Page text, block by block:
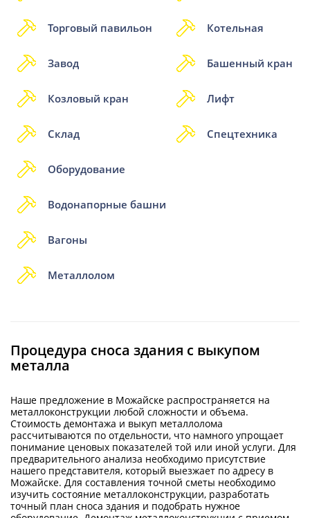
Торговый павильон
Завод
Козловый кран
Склад
Котельная
Башенный кран
Лифт
Спецтехника
Оборудование
Водонапорные башни
Вагоны
Металлолом
Процедура сноса здания с выкупом
металла
Наше предложение в Можайске распространяется на
металлоконструкции любой сложности и объема.
Стоимость демонтажа и выкуп металлолома
рассчитываются по отдельности, что намного упрощает
понимание ценовых показателей той или иной услуги. Для
предварительного анализа необходимо присутствие
нашего представителя, который выезжает по адресу в
Можайске. Для составления точной сметы необходимо
изучить состояние металлоконструкции, разработать
точный план сноса здания и подобрать нужное